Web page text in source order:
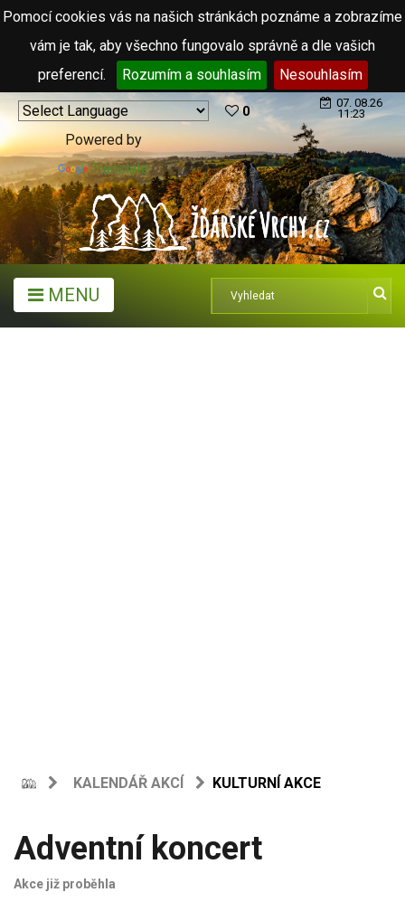
Pomocí cookies vás na našich stránkách poznáme a zobrazíme
vám je tak, aby všechno fungovalo správně a dle vašich
preferencí.
Rozumím a souhlasím Nesouhlasím
Powered by
Translate
0
07. 08.26
11:23
MENU
KALENDÁŘ AKCÍ KULTURNÍ AKCE
Adventní koncert
Akce již proběhla